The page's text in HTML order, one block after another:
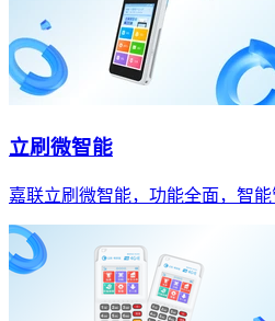
立刷微智能
嘉联立刷微智能，功能全面，智能